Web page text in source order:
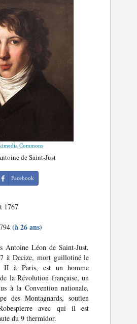
Commons
de Saint-Just
Facebook
1767
(à 26 ans)
Antoine Léon de Saint-Just,
à Decize, mort guillotiné le
II à Paris, est un homme
la Révolution française, un
à la Convention nationale,
des Montagnards, soutien
avec qui il est
du 9 thermidor.